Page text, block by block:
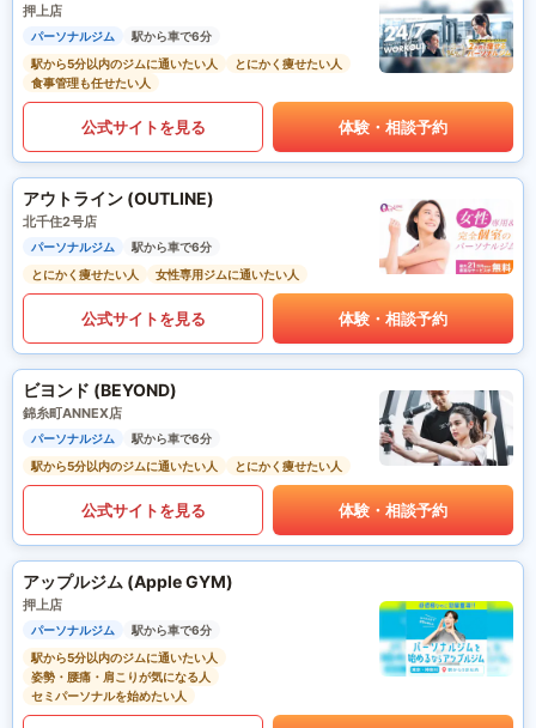
押上店
パーソナルジム
駅から車で6分
駅から5分以内のジムに通いたい人
とにかく痩せたい人
食事管理も任せたい人
公式サイトを見る 体験・相談予約
アウトライン (OUTLINE)
北千住2号店
パーソナルジム
駅から車で6分
とにかく痩せたい人
女性専用ジムに通いたい人
公式サイトを見る 体験・相談予約
ビヨンド (BEYOND)
錦糸町ANNEX店
パーソナルジム
駅から車で6分
駅から5分以内のジムに通いたい人
とにかく痩せたい人
公式サイトを見る 体験・相談予約
アップルジム (Apple GYM)
押上店
パーソナルジム
駅から車で6分
駅から5分以内のジムに通いたい人
姿勢・腰痛・肩こりが気になる人
セミパーソナルを始めたい人